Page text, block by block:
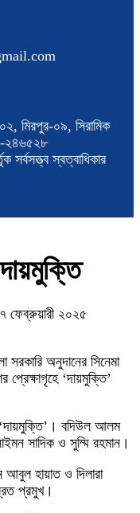
মিরপুর-০৯, সিরামিক
২৪৬৫২৮
স্বত্বাধিকার
ফেব্রুয়ারী ২০২৫
অনুদানের সিনেমা
প্রেক্ষাগৃহে ‘দায়মুক্তি’
‘দায়মুক্তি’। বদিউল আলম
সাদিক ও সুম্মি রহমান।
হায়াত ও দিলারা
প্রমুখ।